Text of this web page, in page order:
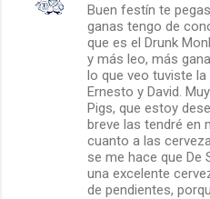
Buen festín te
ganas tengo de
que es el Drunk
y más leo, más
lo que veo tuviste
Ernesto y David.
Pigs, que estoy
breve las tendré en
cuanto a las
se me hace que De
una excelente
de pendientes,